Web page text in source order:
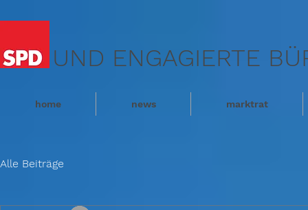
UND ENGAGIERTE
home news marktrat
Alle Beiträge